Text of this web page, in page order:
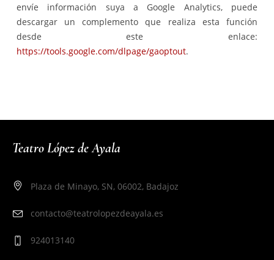
envíe información suya a Google Analytics, puede
descargar un complemento que realiza esta función
desde este enlace:
https://tools.google.com/dlpage/gaoptout.
Teatro López de Ayala
Plaza de Minayo, SN, 06002, Badajoz
contacto@teatrolopezdeayala.es
924013140